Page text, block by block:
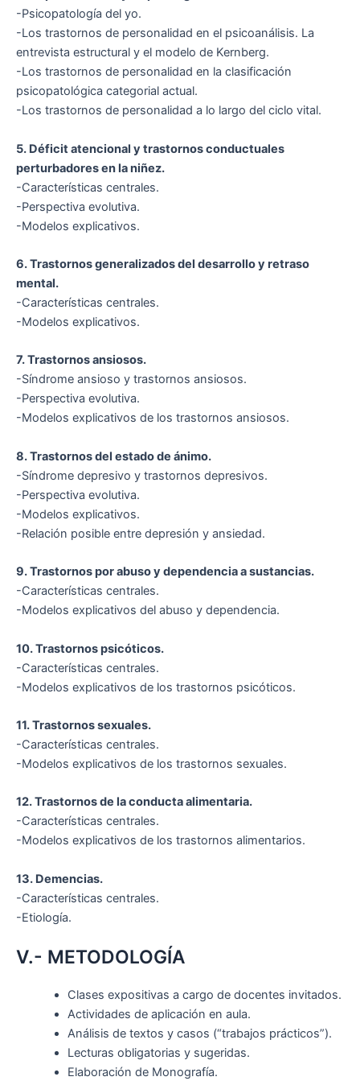
-Psicopatología del yo.
-Los trastornos de personalidad en el psicoanálisis. La
entrevista estructural y el modelo de Kernberg.
-Los trastornos de personalidad en la clasificación
psicopatológica categorial actual.
-Los trastornos de personalidad a lo largo del ciclo vital.
5. Déficit atencional y trastornos conductuales
perturbadores en la niñez.
-Características centrales.
-Perspectiva evolutiva.
-Modelos explicativos.
6. Trastornos generalizados del desarrollo y retraso
mental.
-Características centrales.
-Modelos explicativos.
7. Trastornos ansiosos.
-Síndrome ansioso y trastornos ansiosos.
-Perspectiva evolutiva.
-Modelos explicativos de los trastornos ansiosos.
8. Trastornos del estado de ánimo.
-Síndrome depresivo y trastornos depresivos.
-Perspectiva evolutiva.
-Modelos explicativos.
-Relación posible entre depresión y ansiedad.
9. Trastornos por abuso y dependencia a sustancias.
-Características centrales.
-Modelos explicativos del abuso y dependencia.
10. Trastornos psicóticos.
-Características centrales.
-Modelos explicativos de los trastornos psicóticos.
11. Trastornos sexuales.
-Características centrales.
-Modelos explicativos de los trastornos sexuales.
12. Trastornos de la conducta alimentaria.
-Características centrales.
-Modelos explicativos de los trastornos alimentarios.
13. Demencias.
-Características centrales.
-Etiología.
V.- METODOLOGÍA
Clases expositivas a cargo de docentes invitados.
Actividades de aplicación en aula.
Análisis de textos y casos (“trabajos prácticos”).
Lecturas obligatorias y sugeridas.
Elaboración de Monografía.